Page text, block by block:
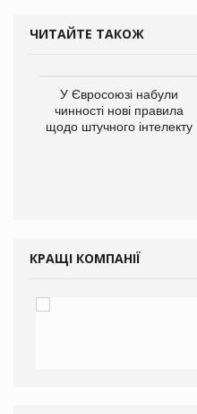
ЧИТАЙТЕ ТАКОЖ
У Євросоюзі набули
чинності нові правила
щодо штучного інтелекту
КРАЩІ КОМПАНІЇ